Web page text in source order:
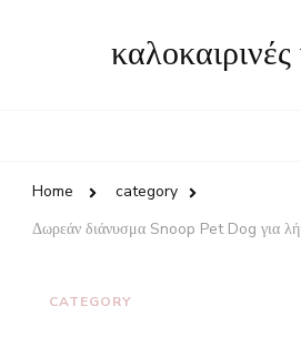
καλοκαιρινές
Home
category
Δωρεάν διάνυσμα Snoop Pet Dog για
CATEGORY